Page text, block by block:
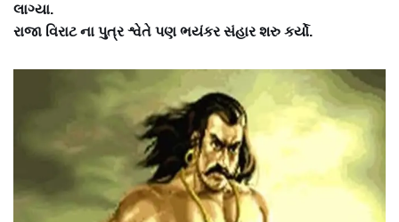
લાગ્યા.
રાજા વિરાટ ના પુત્ર શ્વેતે પણ ભયંકર સંહાર શરુ કર્યો.